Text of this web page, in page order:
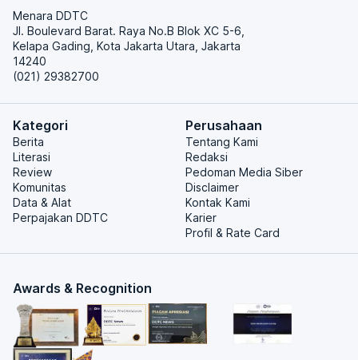
Menara DDTC
Jl. Boulevard Barat. Raya No.B Blok XC 5-6,
Kelapa Gading, Kota Jakarta Utara, Jakarta
14240
(021) 29382700
Kategori
Berita
Literasi
Review
Komunitas
Data & Alat
Perpajakan DDTC
Perusahaan
Tentang Kami
Redaksi
Pedoman Media Siber
Disclaimer
Kontak Kami
Karier
Profil & Rate Card
Awards & Recognition